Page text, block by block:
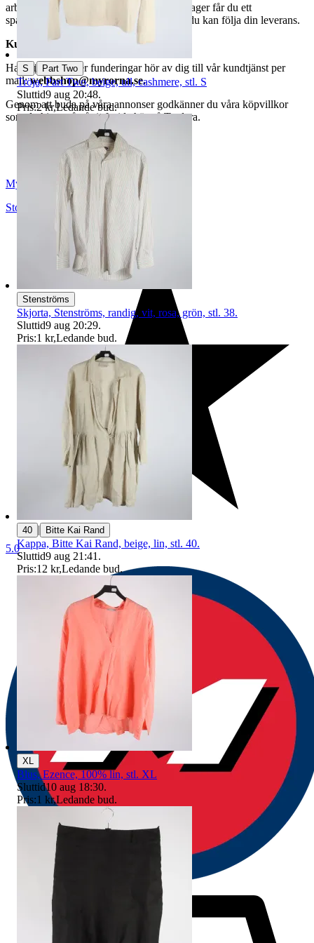
arbetsdagar. När din vara har lämnat vårt lager får du ett
spårningsnummer av DSV inom kort där du kan följa din leverans.
Kundservice
Har du frågor eller funderingar hör av dig till vår kundtjänst per
mail:webbshop@myrorna.se.
Genom att buda på våra annonser godkänner du våra köpvillkor
som du hittar på vår infosida här på Tradera.
Myrorna
Stockholm
Sverige
5.0
S | Part Two
Tröja, Part Two, beige, ull, cashmere, stl. S
Sluttid9 aug 20:48.
Pris:2 kr,Ledande bud.
Stenströms
Skjorta, Stenströms, randig, vit, rosa, grön, stl. 38.
Sluttid9 aug 20:29.
Pris:1 kr,Ledande bud.
40 | Bitte Kai Rand
Kappa, Bitte Kai Rand, beige, lin, stl. 40.
Sluttid9 aug 21:41 .
Pris:12 kr,Ledande bud.
XL
Blus, Ezence, 100% lin, stl. XL
Sluttid10 aug 18:30.
Pris:1 kr,Ledande bud.